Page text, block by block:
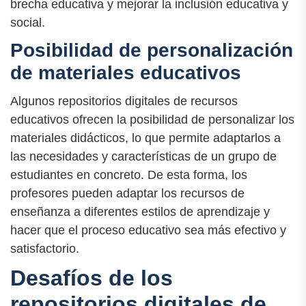
brecha educativa y mejorar la inclusión educativa y
social.
Posibilidad de personalización
de materiales educativos
Algunos repositorios digitales de recursos
educativos ofrecen la posibilidad de personalizar los
materiales didácticos, lo que permite adaptarlos a
las necesidades y características de un grupo de
estudiantes en concreto. De esta forma, los
profesores pueden adaptar los recursos de
enseñanza a diferentes estilos de aprendizaje y
hacer que el proceso educativo sea más efectivo y
satisfactorio.
Desafíos de los